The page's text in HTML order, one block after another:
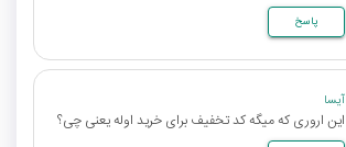
پاسخ
آیسا
این اروری که میگه کد تخفیف برای خرید اوله یعنی چی؟